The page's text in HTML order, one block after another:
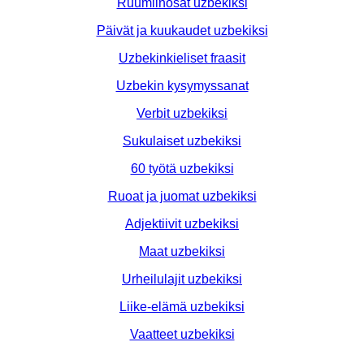
Ruumiinosat uzbekiksi
Päivät ja kuukaudet uzbekiksi
Uzbekinkieliset fraasit
Uzbekin kysymyssanat
Verbit uzbekiksi
Sukulaiset uzbekiksi
60 työtä uzbekiksi
Ruoat ja juomat uzbekiksi
Adjektiivit uzbekiksi
Maat uzbekiksi
Urheilulajit uzbekiksi
Liike-elämä uzbekiksi
Vaatteet uzbekiksi